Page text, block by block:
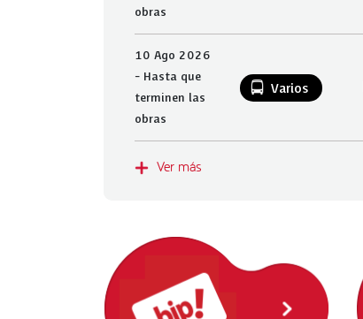
obras
10 Ago 2026
- Hasta que
terminen las
obras
Varios
Ver más